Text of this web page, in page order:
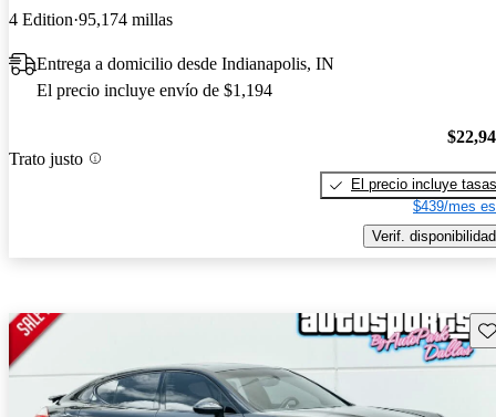
4 Edition 95,174 millas
Entrega a domicilio desde Indianapolis, IN
El precio incluye envío de $1,194
Trato justo
El precio incluye tasas
$439/mes
Verif. disponibilidad